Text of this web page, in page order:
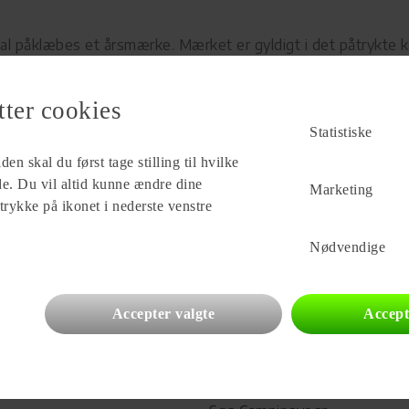
påklæbes et årsmærke. Mærket er gyldigt i det påtrykte
på det mærke, der i forvejen sidder på pladen.
årsmærke flyttes fra en campingplads til en anden,
hos lejrchefen.
rettes til lejrchefen, der har ansvaret for, at
cookies
skal du først tage stilling til hvilke
Du vil altid kunne ændre dine
på ikonet i nederste venstre
Statistiske
Marketing
Nødvendige
Accepter valgte